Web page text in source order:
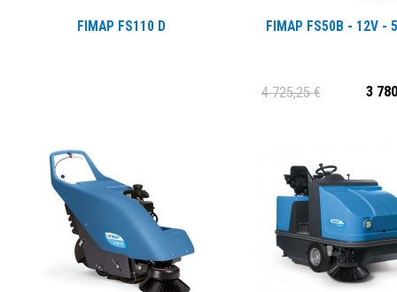
FIMAP FS110 D FIMAP FS50B - 12V -
3
4 725,25 €